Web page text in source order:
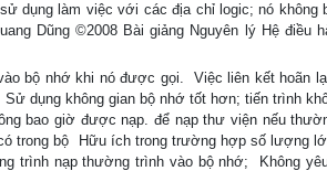
dụng làm việc với các địa chỉ logic; nó không
Dũng ©2008 Bài giảng Nguyên lý Hệ điều
bộ nhớ khi nó được gọi.  Việc liên kết hoãn
dụng không gian bộ nhớ tốt hơn; tiến trình
bao giờ được nạp. để nạp thư viện nếu
trong bộ  Hữu ích trong trường hợp số lượng
trình nạp thường trình vào bộ nhớ;  Không